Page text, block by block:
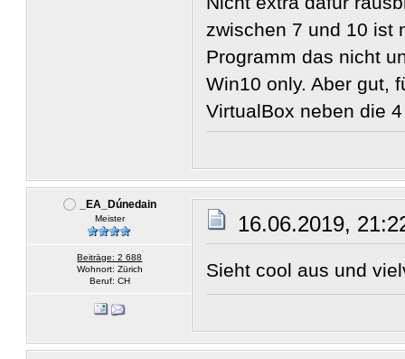
zwischen 7 und 10 ist
Programm das nicht
Win10 only. Aber gut,
VirtualBox neben die
_EA_Dúnedain
Meister
Beiträge: 2 688
Wohnort: Zürich
Beruf: CH
16.06.2019,
Sieht cool aus und